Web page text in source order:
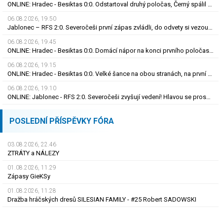
ONLINE: Hradec - Besiktas 0:0. Odstartoval druhý poločas, Černý spálil obrovskou šanci
06.08.2026, 19.50
Jablonec – RFS 2:0. Severočeši první zápas zvládli, do odvety si vezou nadějný náskok
06.08.2026, 19.45
ONLINE: Hradec - Besiktas 0:0. Domácí nápor na konci prvního poločasu, branka zatím nepadla
06.08.2026, 19.15
ONLINE: Hradec - Besiktas 0:0. Velké šance na obou stranách, na první gól se zatím čeká
06.08.2026, 19.10
ONLINE: Jablonec - RFS 2:0. Severočeši zvyšují vedení! Hlavou se prosadil Polidar
POSLEDNÍ PŘÍSPĚVKY FÓRA
03.08.2026, 22.46
ZTRÁTY a NÁLEZY
01.08.2026, 11.29
Zápasy GieKSy
01.08.2026, 11.28
Dražba hráčských dresů SILESIAN FAMILY - #25 Robert SADOWSKI